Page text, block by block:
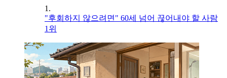
1.
"후회하지 않으려면" 60세 넘어 끊어내야 할 사람
1위